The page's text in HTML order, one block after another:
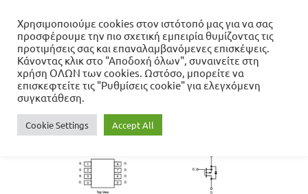
Αρχική σελίδα
Ανταλλακτικά Laptop
Ανταλλακτικά Motherboard
4835B
Χρησιμοποιούμε cookies στον ιστότοπό μας για να σας
προσφέρουμε την πιο σχετική εμπειρία θυμίζοντας τις
προτιμήσεις σας και επαναλαμβανόμενες επισκέψεις.
Κάνοντας κλικ στο "Αποδοχή όλων", συναινείτε στη
χρήση ΟΛΩΝ των cookies. Ωστόσο, μπορείτε να
επισκεφτείτε τις "Ρυθμίσεις cookie" για ελεγχόμενη
συγκατάθεση.
Cookie Settings Accept All